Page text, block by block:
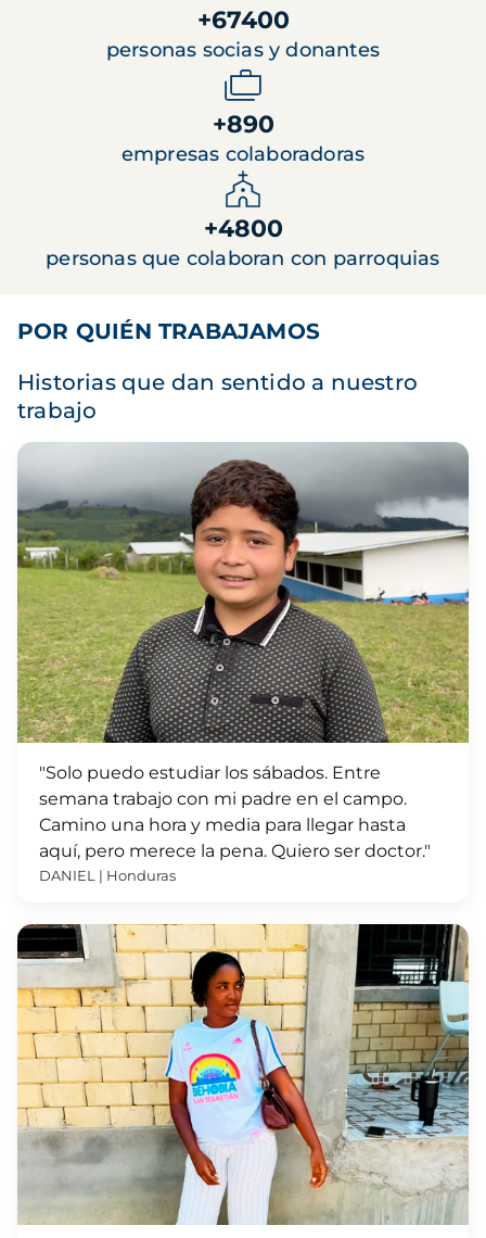
+67400
personas socias y donantes
+890
empresas colaboradoras
+4800
personas que colaboran con parroquias
POR QUIÉN TRABAJAMOS
Historias que dan sentido a nuestro
trabajo
"Solo puedo estudiar los sábados. Entre
semana trabajo con mi padre en el campo.
Camino una hora y media para llegar hasta
aquí, pero merece la pena. Quiero ser doctor."
DANIEL | Honduras